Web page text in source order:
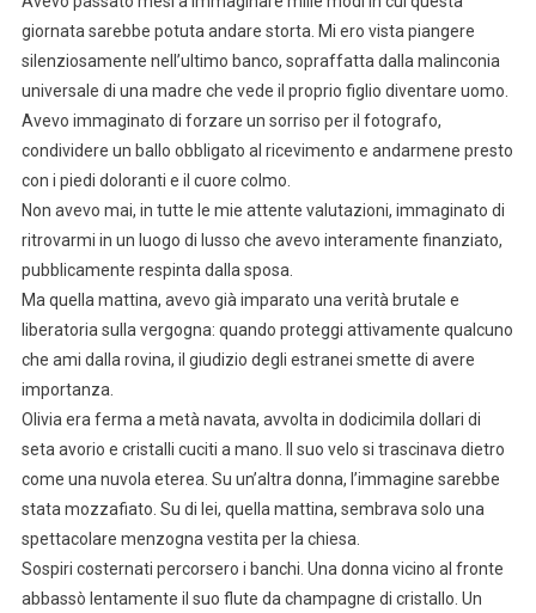
giornata sarebbe potuta andare storta. Mi ero vista piangere
silenziosamente nell’ultimo banco, sopraffatta dalla malinconia
universale di una madre che vede il proprio figlio diventare uomo.
Avevo immaginato di forzare un sorriso per il fotografo,
condividere un ballo obbligato al ricevimento e andarmene presto
con i piedi doloranti e il cuore colmo.
Non avevo mai, in tutte le mie attente valutazioni, immaginato di
ritrovarmi in un luogo di lusso che avevo interamente finanziato,
pubblicamente respinta dalla sposa.
Ma quella mattina, avevo già imparato una verità brutale e
liberatoria sulla vergogna: quando proteggi attivamente qualcuno
che ami dalla rovina, il giudizio degli estranei smette di avere
importanza.
Olivia era ferma a metà navata, avvolta in dodicimila dollari di
seta avorio e cristalli cuciti a mano. Il suo velo si trascinava dietro
come una nuvola eterea. Su un’altra donna, l’immagine sarebbe
stata mozzafiato. Su di lei, quella mattina, sembrava solo una
spettacolare menzogna vestita per la chiesa.
Sospiri costernati percorsero i banchi. Una donna vicino al fronte
abbassò lentamente il suo flute da champagne di cristallo. Un